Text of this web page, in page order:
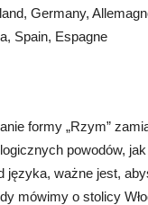
Germany,
Spain, Espagne
formy „Rzym”
powodów,
języka, ważne jest,
mówimy o stolicy